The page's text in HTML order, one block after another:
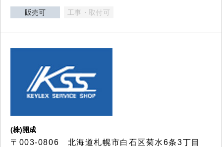
販売可 工事・取付可
(株)開成
〒003-0806 北海道札幌市白石区菊水6条3丁目